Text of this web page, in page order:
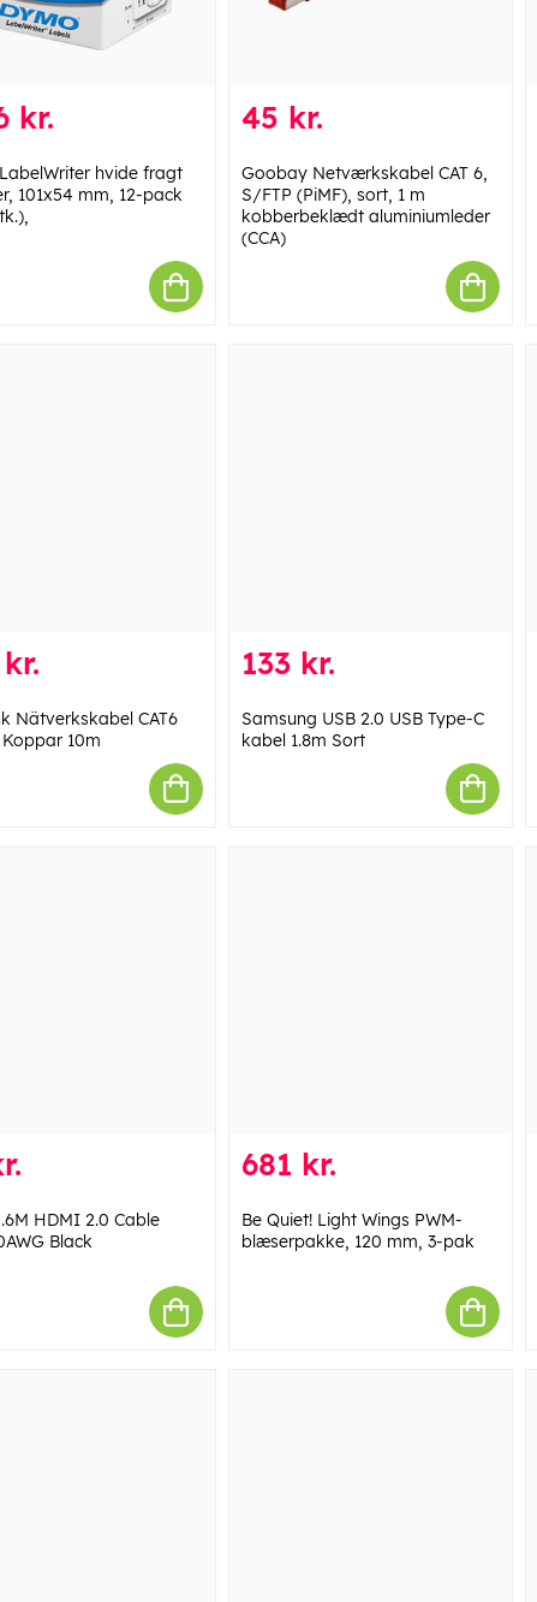
kr.
hvide fragt
101x54 mm, 12-pack
45 kr.
Goobay Netværkskabel CAT 6,
S/FTP (PiMF), sort, 1 m
kobberbeklædt aluminiumleder
(CCA)
Nätverkskabel CAT6
10m
133 kr.
Samsung USB 2.0 USB Type-C
kabel 1.8m Sort
HDMI 2.0 Cable
Black
681 kr.
Be Quiet! Light Wings PWM-
blæserpakke, 120 mm, 3-pak